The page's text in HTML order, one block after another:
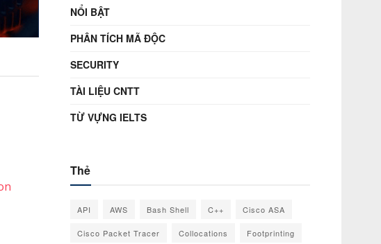
NỔI BẬT
PHÂN TÍCH MÃ ĐỘC
SECURITY
TÀI LIỆU CNTT
TỪ VỰNG IELTS
Thẻ
API AWS Bash Shell C++ Cisco ASA
Cisco Packet Tracer Collocations Footprinting